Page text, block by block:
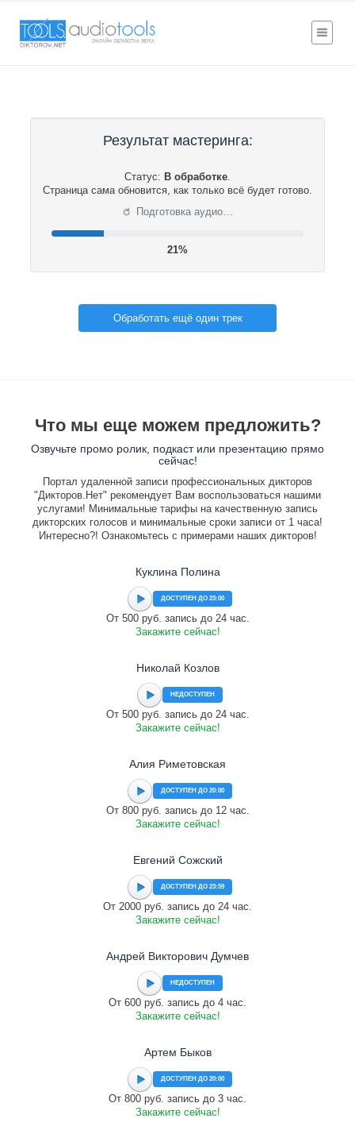
Результат мастеринга:
Статус: В обработке.
Страница сама обновится, как только всё будет готово.
⟳ Подготовка аудио…
22%
Обработать ещё один трек
Что мы еще можем предложить?
Озвучьте промо ролик, подкаст или презентацию прямо
сейчас!
Портал удаленной записи профессиональных дикторов
"Дикторов.Нет" рекомендует Вам воспользоваться нашими
услугами! Минимальные тарифы на качественную запись
дикторских голосов и минимальные сроки записи от 1 часа!
Интересно?! Ознакомьтесь с примерами наших дикторов!
Куклина Полина
ДОСТУПЕН ДО 23:00
От 500 руб. запись до 24 час.
Закажите сейчас!
Николай Козлов
НЕДОСТУПЕН
От 500 руб. запись до 24 час.
Закажите сейчас!
Алия Риметовская
ДОСТУПЕН ДО 20:00
От 800 руб. запись до 12 час.
Закажите сейчас!
Евгений Сожский
ДОСТУПЕН ДО 23:59
От 2000 руб. запись до 24 час.
Закажите сейчас!
Андрей Викторович Думчев
НЕДОСТУПЕН
От 600 руб. запись до 4 час.
Закажите сейчас!
Артем Быков
ДОСТУПЕН ДО 20:00
От 800 руб. запись до 3 час.
Закажите сейчас!